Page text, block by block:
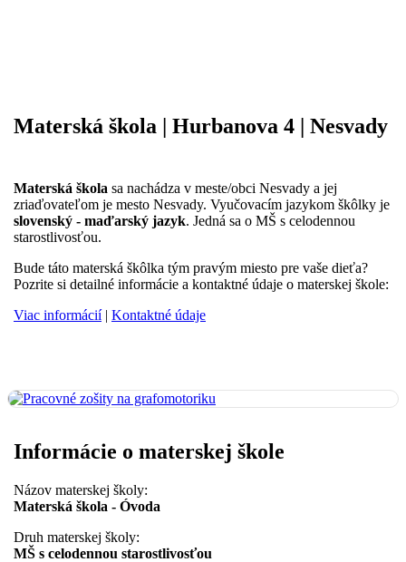
Materská škola | Hurbanova 4 | Nesvady
Materská škola sa nachádza v meste/obci Nesvady a jej
zriaďovateľom je mesto Nesvady. Vyučovacím jazykom škôlky je
slovenský - maďarský jazyk. Jedná sa o MŠ s celodennou
starostlivosťou.
Bude táto materská škôlka tým pravým miesto pre vaše dieťa?
Pozrite si detailné informácie a kontaktné údaje o materskej škole:
Viac informácií| Kontaktné údaje
Informácie o materskej škole
Názov materskej školy:
Materská škola - Óvoda
Druh materskej školy:
MŠ s celodennou starostlivosťou